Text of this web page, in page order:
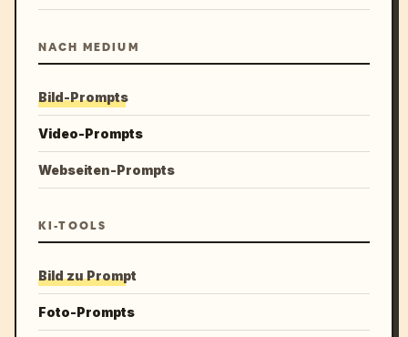
NACH MEDIUM
Bild-Prompts
Video-Prompts
Webseiten-Prompts
KI-TOOLS
Bild zu Prompt
Foto-Prompts